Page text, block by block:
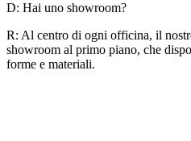
D: Hai uno showroom?
R: Al centro di ogni officina, il
showroom al primo piano, che
forme e materiali.